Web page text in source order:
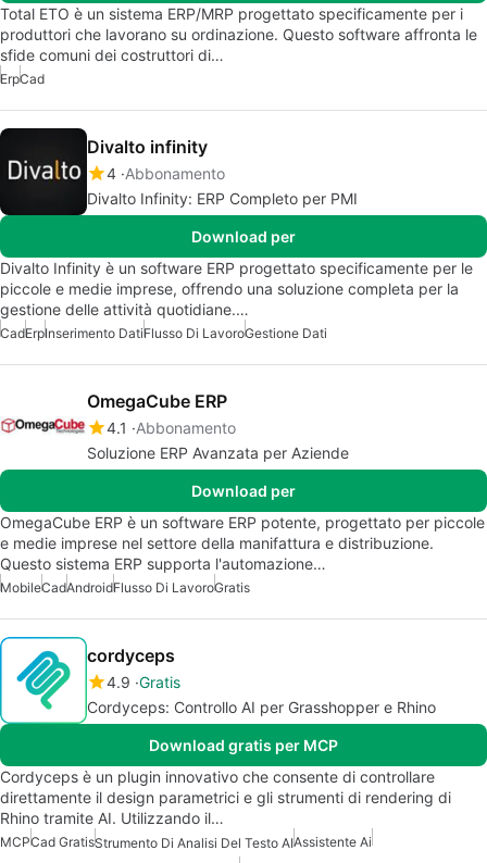
Total ETO è un sistema ERP/MRP progettato specificamente per i
produttori che lavorano su ordinazione. Questo software affronta le
sfide comuni dei costruttori di…
ErpCad
Divalto infinity
4 Abbonamento
Divalto Infinity: ERP Completo per PMI
Download per
Divalto Infinity è un software ERP progettato specificamente per le
piccole e medie imprese, offrendo una soluzione completa per la
gestione delle attività quotidiane.…
CadErpInserimento DatiFlusso Di LavoroGestione Dati
OmegaCube ERP
4.1
Abbonamento
Soluzione ERP Avanzata per Aziende
Download per
OmegaCube ERP è un software ERP potente, progettato per piccole
e medie imprese nel settore della manifattura e distribuzione.
Questo sistema ERP supporta l'automazione…
MobileCadAndroidFlusso Di LavoroGratis
cordyceps
4.9 Gratis
Cordyceps: Controllo AI per Grasshopper e Rhino
Download gratis per MCP
Cordyceps è un plugin innovativo che consente di controllare
direttamente il design parametrici e gli strumenti di rendering di
Rhino tramite AI. Utilizzando il…
MCPCad GratisStrumento Di Analisi Del Testo AIAssistente Ai